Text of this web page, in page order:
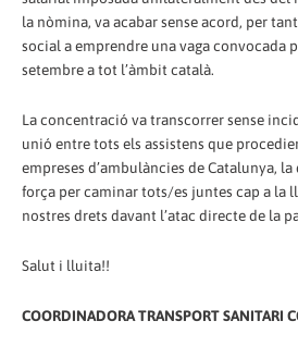
la nòmina, va acabar sense acord, per
social a emprendre una vaga convocada
setembre a tot l’àmbit català.
La concentració va transcorrer sense
unió entre tots els assistens que
empreses d’ambulàncies de Catalunya,
força per caminar tots/es juntes cap a la
nostres drets davant l’atac directe de la
Salut i lluita!!
COORDINADORA TRANSPORT SANITARI